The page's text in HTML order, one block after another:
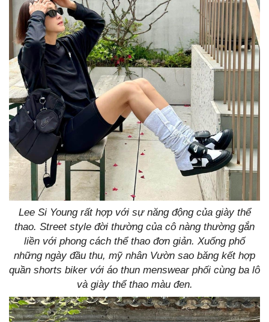
Lee Si Young rất hợp với sự năng động của giày thể
thao. Street style đời thường của cô nàng thường gắn
liền với phong cách thể thao đơn giản. Xuống phố
những ngày đầu thu, mỹ nhân Vườn sao băng kết hợp
quần shorts biker với áo thun menswear phối cùng ba lô
và giày thể thao màu đen.